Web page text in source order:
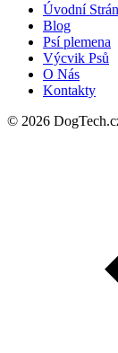
Úvodní
Blog
Psí plemena
Výcvik Psů
O Nás
Kontakty
© 2026